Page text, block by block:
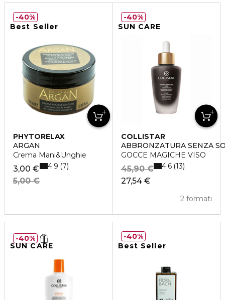
Best Seller
PHYTORELAX
ARGAN
Crema Mani&Unghie
3,00 €
5,00 €
4.9 7
40%
SUN CARE
COLLISTAR
ABBRONZATURA SENZA
GOCCE MAGICHE VISO
27,54 €
45,90 €
2 formati
4.6 13
40%
SUN CARE
40%
Best Seller
40%